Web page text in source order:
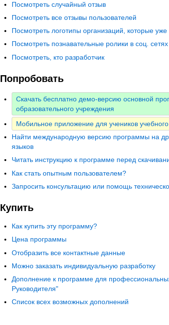
Посмотреть случайный отзыв
Посмотреть все отзывы пользователей
Посмотреть логотипы организаций, которые уже
Посмотреть познавательные ролики в соц. сетях
Посмотреть, кто разработчик
Попробовать
Скачать бесплатно демо-версию основной
образовательного учреждения
Мобильное приложение для учеников
Найти международную версию программы на
языков
Читать инструкцию к программе перед
Как стать опытным пользователем?
Запросить консультацию или помощь
Купить
Как купить эту программу?
Цена программы
Отобразить все контактные данные
Можно заказать индивидуальную разработку
Дополнение к программе для
Руководителя"
Список всех возможных дополнений